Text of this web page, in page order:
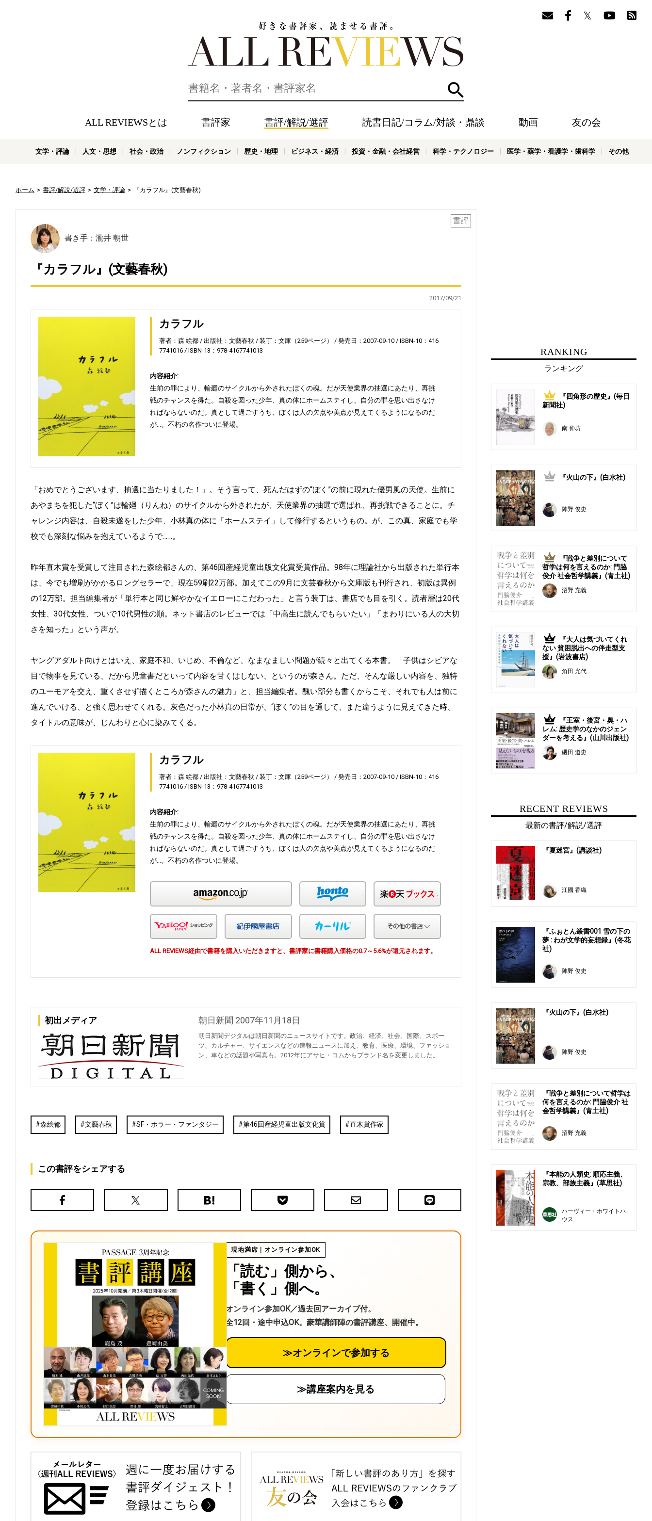
検索
ALL REVIEWSとは 書評家 書評/解説/選評 読書日記/コラム/対談・鼎談 動画 友の会
文学・評論 人文・思想 社会・政治 ノンフィクション 歴史・地理 ビジネス・経済 投資・金融・会社経営 科学・テクノロジー 医学・薬学・看護学・歯科学 その他
ホーム 書評/解説/選評 文学・評論 『カラフル』(文藝春秋)
書評
書き手：瀧井 朝世
『カラフル』(文藝春秋)
2017/09/21
カラフル
著者：森 絵都 出版社：文藝春秋 装丁：文庫（259ページ） 発売日：2007-09-10
ISBN-10：416
7741016
ISBN-13：978-4167741013
内容紹介:
生前の罪により、輪廻のサイクルから外されたぼくの魂。だが天使業界の抽選にあたり、再挑
戦のチャンスを得た。自殺を図った少年、真の体にホームステイし、自分の罪を思い出さなけ
ればならないのだ。真として過ごすうち、ぼくは人の欠点や美点が見えてくるようになるのだ
が…。不朽の名作ついに登場。
「おめでとうございます、抽選に当たりました！」。そう言って、死んだはずの“ぼく”の前に現れた優男風の天使。生前に
あやまちを犯した“ぼく”は輪廻（りんね）のサイクルから外されたが、天使業界の抽選で選ばれ、再挑戦できることに。チ
ャレンジ内容は、自殺未遂をした少年、小林真の体に「ホームステイ」して修行するというもの。が、この真、家庭でも学
校でも深刻な悩みを抱えているようで……。
昨年直木賞を受賞して注目された森絵都さんの、第46回産経児童出版文化賞受賞作品。98年に理論社から出版された単行本
は、今でも増刷がかかるロングセラーで、現在59刷22万部。加えてこの9月に文芸春秋から文庫版も刊行され、初版は異例
の12万部。担当編集者が「単行本と同じ鮮やかなイエローにこだわった」と言う装丁は、書店でも目を引く。読者層は20代
女性、30代女性、ついで10代男性の順。ネット書店のレビューでは「中高生に読んでもらいたい」「まわりにいる人の大切
さを知った」という声が。
ヤングアダルト向けとはいえ、家庭不和、いじめ、不倫など、なまなましい問題が続々と出てくる本書。「子供はシビアな
目で物事を見ている、だから児童書だといって内容を甘くはしない、というのが森さん。ただ、そんな厳しい内容を、独特
のユーモアを交え、重くさせず描くところが森さんの魅力」と、担当編集者。醜い部分も書くからこそ、それでも人は前に
進んでいける、と強く思わせてくれる。灰色だった小林真の日常が、“ぼく”の目を通して、また違うように見えてきた時、
タイトルの意味が、じんわりと心に染みてくる。
カラフル
著者：森 絵都 出版社：文藝春秋 装丁：文庫（259ページ） 発売日：2007-09-10
ISBN-10：416
7741016
ISBN-13：978-4167741013
内容紹介:
生前の罪により、輪廻のサイクルから外されたぼくの魂。だが天使業界の抽選にあたり、再挑
戦のチャンスを得た。自殺を図った少年、真の体にホームステイし、自分の罪を思い出さなけ
ればならないのだ。真として過ごすうち、ぼくは人の欠点や美点が見えてくるようになるのだ
が…。不朽の名作ついに登場。
honto
Yahoo!ショッピング 紀伊国屋 カーリル
ALL REVIEWS経由で書籍を購入いただきますと、書評家に書籍購入価格の0.7～5.6%が還元されます。
初出メディア 朝日新聞 2007年11月18日
朝日新聞デジタルは朝日新聞のニュースサイトです。政治、経済、社会、国際、スポー
ツ、カルチャー、サイエンスなどの速報ニュースに加え、教育、医療、環境、ファッショ
ン、車などの話題や写真も。2012年にアサヒ・コムからブランド名を変更しました。
森絵都 文藝春秋 SF・ホラー・ファンタジー 第46回産経児童出版文化賞 直木賞作家
この書評をシェアする
Facebook
X（旧
は
Pocket
メ
LINE
現地満席｜オンライン参加OK
「読む」側から、
「書く」側へ。
オンライン参加OK／過去回アーカイブ付。
全12回・途中申込OK。豪華講師陣の書評講座、開催中。
≫オンラインで参加する
≫講座案内を見る
RANKING
ランキング
1
『四角形の歴史』(毎日
新聞社)
南 伸坊
2 『火山の下』(白水社)
陣野 俊史
3
『戦争と差別について
哲学は何を言えるのか: 門脇
俊介 社会哲学講義』(青土社)
沼野 充義
4
『大人は気づいてくれ
ない 貧困脱出への伴走型支
援』(岩波書店)
角田 光代
5
『王室・後宮・奥・ハ
レム: 歴史学のなかのジェン
ダーを考える』(山川出版社)
磯田 道史
RECENT REVIEWS
最新の書評/解説/選評
『夏迷宮』(講談社)
江國 香織
『ふぉとん叢書001 雪の下の
夢 : わが文学的妄想録』(冬花
社)
陣野 俊史
『火山の下』(白水社)
陣野 俊史
『戦争と差別について哲学は
何を言えるのか: 門脇俊介 社
会哲学講義』(青土社)
沼野 充義
『本能の人類史: 順応主義、
宗教、部族主義』(草思社)
ハーヴィー・ホワイトハ
ウス